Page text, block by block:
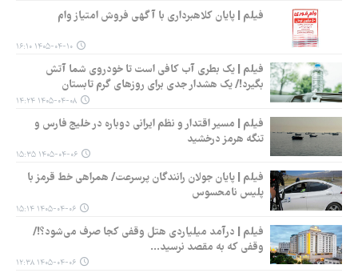
فیلم | پایان کلاهبرداری با آگهی فروش امتیاز وام
۱۴۰۵-۰۴-۱۰ ۱۶:۱۰
فیلم | یک بطری آب کافی است تا خودروی شما آتش
بگیرد!/ یک هشدار جدی برای روزهای گرم تابستان
۱۴۰۵-۰۴-۰۸ ۱۴:۲۴
فیلم | مسیر اقتدار و نظم ایرانی دوباره در خلیج فارس و
تنگه هرمز درخشید
۱۴۰۵-۰۴-۰۶ ۱۵:۳۵
فیلم | پایان جولان رانندگان پرسرعت/ همراهی خط قرمز با
پلیس نامحسوس
۱۴۰۵-۰۴-۰۶ ۱۵:۱۴
فیلم | درآمد میلیاردی هتل وقفی کجا صرف می‌شود؟!/
وقفی که به مقصد نرسید...
۱۴۰۵-۰۴-۰۶ ۱۲:۳۸